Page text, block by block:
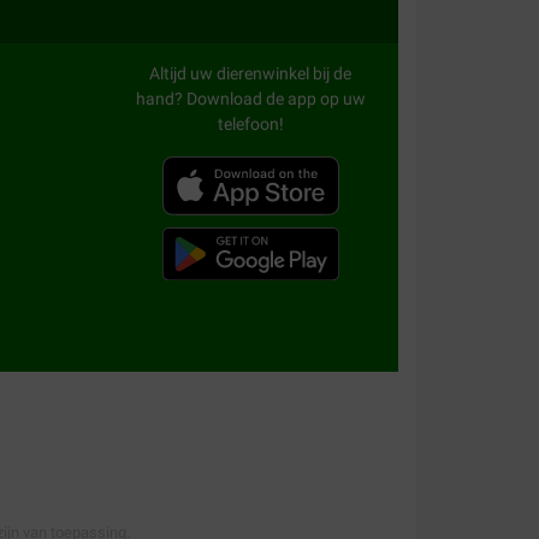
Altijd uw dierenwinkel bij de
hand? Download de app op uw
telefoon!